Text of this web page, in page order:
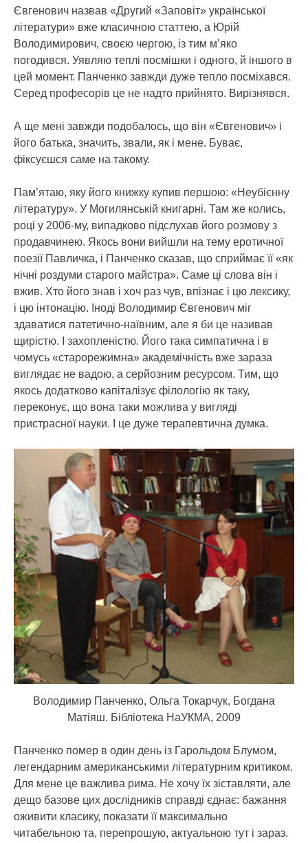
Євгенович назвав «Другий «Заповіт» української
літератури» вже класичною статтею, а Юрій
Володимирович, своєю чергою, із тим м’яко
погодився. Уявляю теплі посмішки і одного, й іншого в
цей момент. Панченко завжди дуже тепло посміхався.
Серед професорів це не надто прийнято. Вирізнявся.
А ще мені завжди подобалось, що він «Євгенович» і
його батька, значить, звали, як і мене. Буває,
фіксуєшся саме на такому.
Пам’ятаю, яку його книжку купив першою: «Неубієнну
літературу». У Могилянській книгарні. Там же колись,
році у 2006-му, випадково підслухав його розмову з
продавчинею. Якось вони вийшли на тему еротичної
поезії Павличка, і Панченко сказав, що сприймає її «як
нічні роздуми старого майстра». Саме ці слова він і
вжив. Хто його знав і хоч раз чув, впізнає і цю лексику,
і цю інтонацію. Іноді Володимир Євгенович міг
здаватися патетично-наївним, але я би це називав
щирістю. І захопленістю. Його така симпатична і в
чомусь «старорежимна» академічність вже зараза
виглядає не вадою, а серйозним ресурсом. Тим, що
якось додатково капіталізує філологію як таку,
переконує, що вона таки можлива у вигляді
пристрасної науки. І це дуже терапевтична думка.
Володимир Панченко, Ольга Токарчук, Богдана
Матіяш. Бібліотека НаУКМА, 2009
Панченко помер в один день із Гарольдом Блумом,
легендарним американськими літературним критиком.
Для мене це важлива рима. Не хочу їх зіставляти, але
дещо базове цих дослідників справді єднає: бажання
оживити класику, показати її максимально
читабельною та, перепрошую, актуальною тут і зараз.